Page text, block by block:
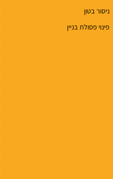
ניסור בטון
פינוי פסולת בניין